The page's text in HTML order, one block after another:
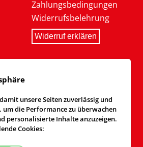
Zahlungsbedingungen
Widerrufsbelehrung
Widerruf erklären
unsere Seiten zuverlässig und
die Performance zu überwachen
personalisierte Inhalte anzuzeigen.
Cookies: